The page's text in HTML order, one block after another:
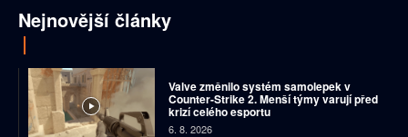
Nejnovější články
Valve změnilo systém samolepek v
Counter-Strike 2. Menší týmy varují před
krizí celého esportu
6. 8. 2026